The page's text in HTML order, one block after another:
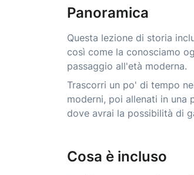
Panoramica
Questa lezione di storia
così come la conosciamo
passaggio all'età moderna.
Trascorri un po' di tempo
moderni, poi allenati in una
dove avrai la possibilità di
Cosa è incluso